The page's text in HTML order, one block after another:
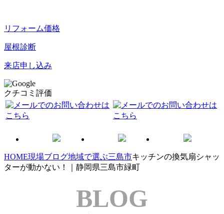
リフォーム価格
屋根診断
来店申し込み
クチコミ評価
HOME現場ブログ地域で選ぶ三島市キッチンの換気扇シャッ
ターが動かない！｜静岡県三島市緑町
BLOG